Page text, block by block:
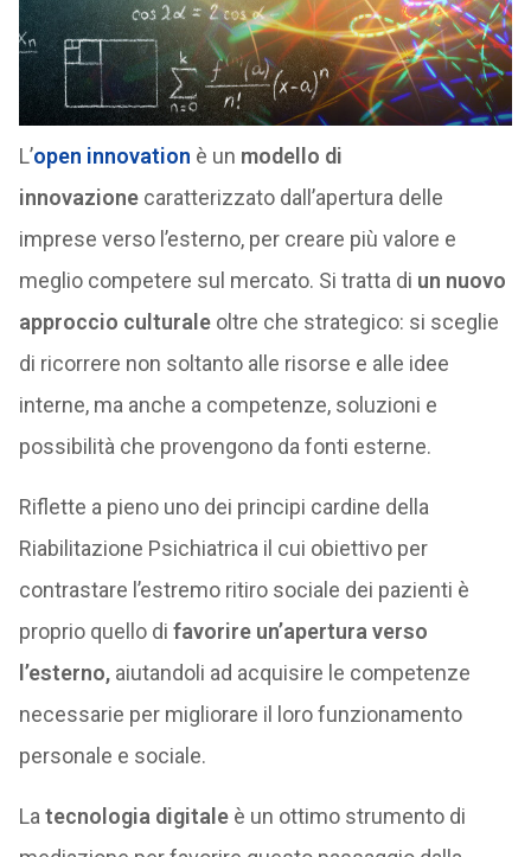
L’open innovation è un modello di
innovazione caratterizzato dall’apertura delle
imprese verso l’esterno, per creare più valore e
meglio competere sul mercato. Si tratta di un nuovo
approccio culturaleoltre che strategico: si sceglie
di ricorrere non soltanto alle risorse e alle idee
interne, ma anche a competenze, soluzioni e
possibilità che provengono da fonti esterne.
Riflette a pieno uno dei principi cardine della
Riabilitazione Psichiatrica il cui obiettivo per
contrastare l’estremo ritiro sociale dei pazienti è
proprio quello di favorire un’apertura verso
l’esterno,aiutandoli ad acquisire le competenze
necessarie per migliorare il loro funzionamento
personale e sociale.
Latecnologia digitaleè un ottimo strumento di